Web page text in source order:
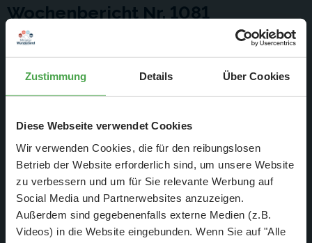
Zustimmung Details Über Cookies
Diese Webseite verwendet Cookies
Wir verwenden Cookies, die für den reibungslosen
Betrieb der Website erforderlich sind, um unsere Website
zu verbessern und um für Sie relevante Werbung auf
Social Media und Partnerwebsites anzuzeigen.
Außerdem sind gegebenenfalls externe Medien (z.B.
Videos) in die Website eingebunden. Wenn Sie auf "Alle
Wochenbericht Nr. 1081
Montag 12.07.21 - Sonntag 18.07.21
Weiterlesen